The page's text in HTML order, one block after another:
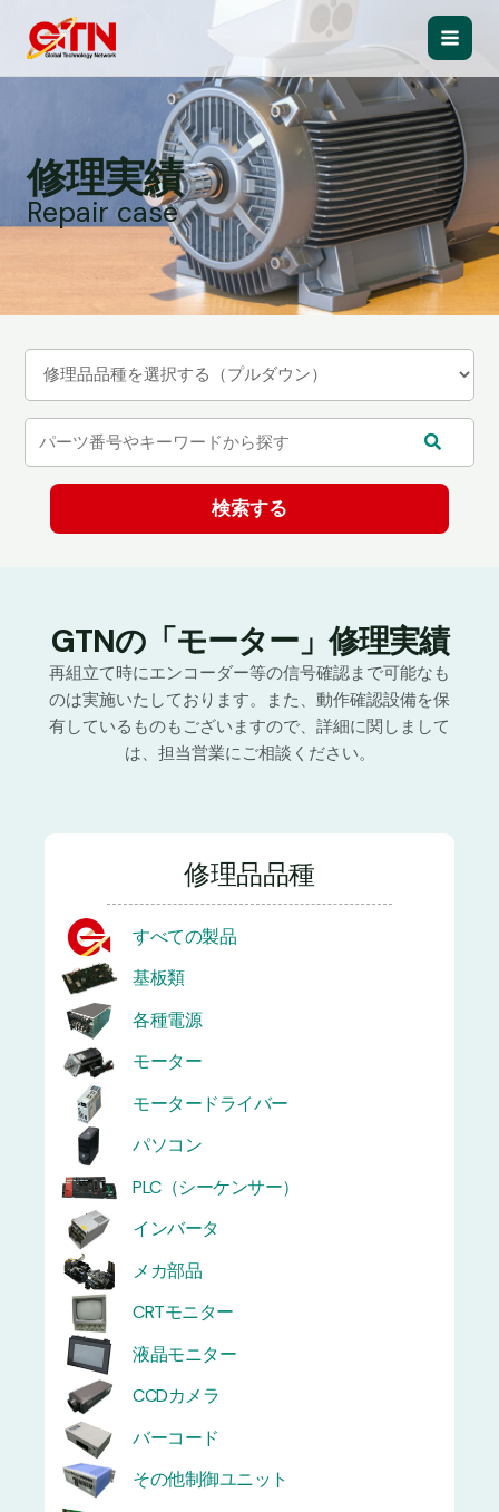
Main
修理実績
Repair case
GTNの「モーター」修理実績
再組立て時にエンコーダー等の信号確認まで可能なも
のは実施いたしております。また、動作確認設備を保
有しているものもございますので、詳細に関しまして
は、担当営業にご相談ください。
修理品品種
すべての製品
基板類
各種電源
モーター
モータードライバー
パソコン
PLC（シーケンサー）
インバータ
メカ部品
CRTモニター
液晶モニター
CCDカメラ
バーコード
その他制御ユニット